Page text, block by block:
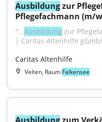
Ausbildung zur
Pflegefachmann (m/
"...Ausbildung zur
| Caritas Altenhilfe
Caritas Altenhilfe
Velten, Raum Falkensee